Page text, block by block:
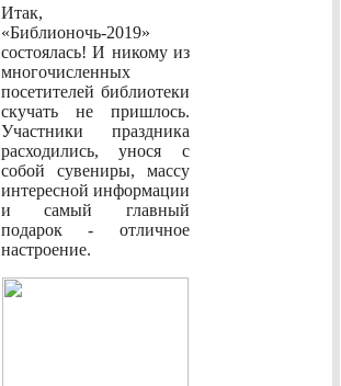
Итак,
«Библионочь-2019»
состоялась! И никому из
многочисленных
посетителей библиотеки
скучать не пришлось.
Участники праздника
расходились, унося с
собой сувениры, массу
интересной информации
и самый главный
подарок - отличное
настроение.